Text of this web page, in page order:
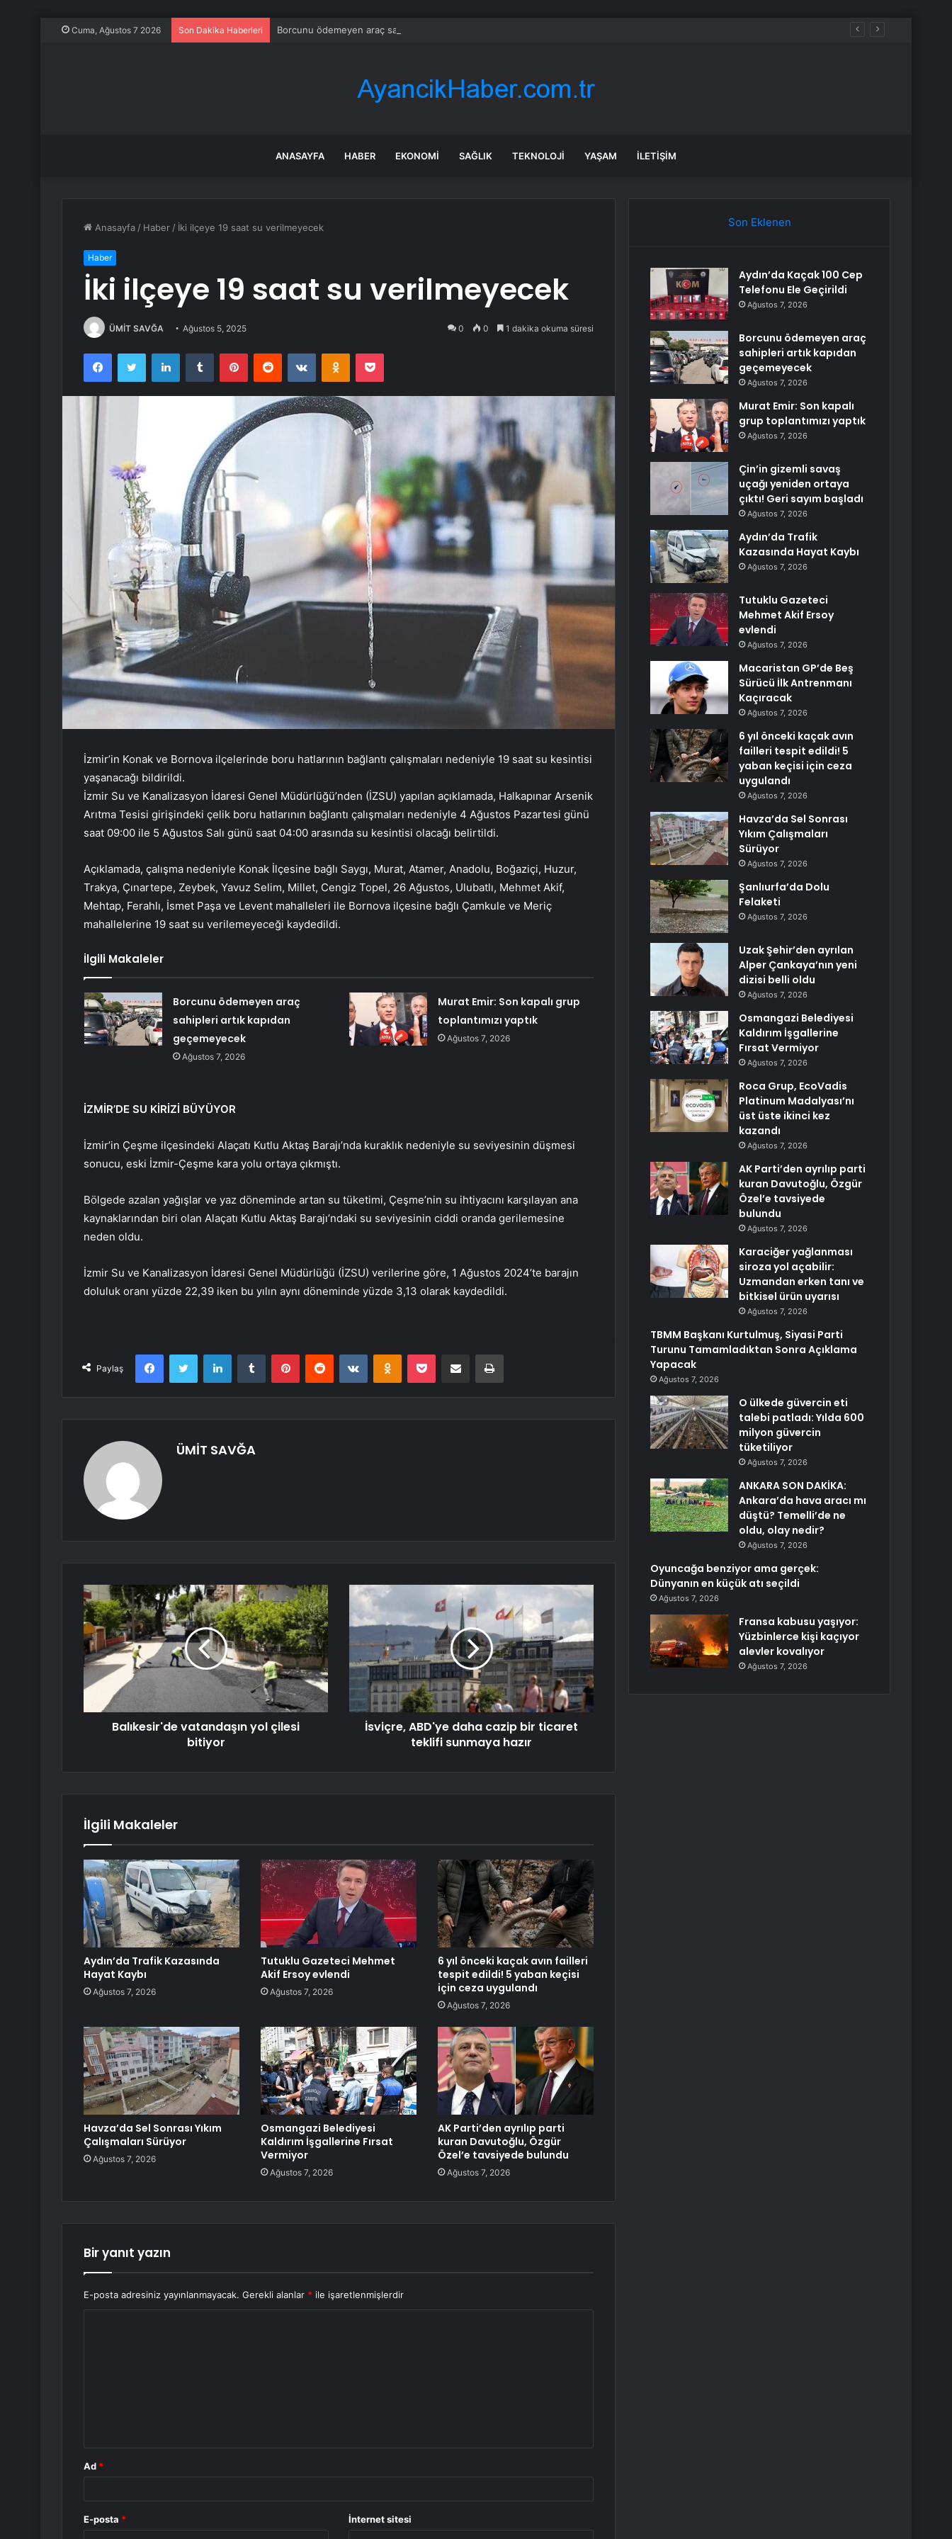
Cuma, Ağustos 7 2026 Son Dakika Haberleri Borcunu ödemeyen araç sahipleri artık kapıdan geçemeyecek
ANASAYFA HABER EKONOMI SAĞLIK TEKNOLOJI YAŞAM İLETIŞIM
Anasayfa / Haber / İki ilçeye 19 saat su verilmeyecek
Haber
İki ilçeye 19 saat su verilmeyecek
ÜMİT SAVĞA Ağustos 5, 2025 0 0 1 dakika okuma süresi
FacebookTwitter LinkedInTumblr PinterestReddit VKontakteOdnoklassniki
Pocket
İzmir’in Konak ve Bornova ilçelerinde boru hatlarının bağlantı çalışmaları nedeniyle 19 saat su kesintisi
yaşanacağı bildirildi.
İzmir Su ve Kanalizasyon İdaresi Genel Müdürlüğü’nden (İZSU) yapılan açıklamada, Halkapınar Arsenik
Arıtma Tesisi girişindeki çelik boru hatlarının bağlantı çalışmaları nedeniyle 4 Ağustos Pazartesi günü
saat 09:00 ile 5 Ağustos Salı günü saat 04:00 arasında su kesintisi olacağı belirtildi.
Açıklamada, çalışma nedeniyle Konak İlçesine bağlı Saygı, Murat, Atamer, Anadolu, Boğaziçi, Huzur,
Trakya, Çınartepe, Zeybek, Yavuz Selim, Millet, Cengiz Topel, 26 Ağustos, Ulubatlı, Mehmet Akif,
Mehtap, Ferahlı, İsmet Paşa ve Levent mahalleleri ile Bornova ilçesine bağlı Çamkule ve Meriç
mahallelerine 19 saat su verilemeyeceği kaydedildi.
İlgili Makaleler
Borcunu ödemeyen araç
sahipleri artık kapıdan
geçemeyecek
Ağustos 7, 2026
Murat Emir: Son kapalı grup
toplantımızı yaptık
Ağustos 7, 2026
İZMİR’DE SU KİRİZİ BÜYÜYOR
İzmir’in Çeşme ilçesindeki Alaçatı Kutlu Aktaş Barajı’nda kuraklık nedeniyle su seviyesinin düşmesi
sonucu, eski İzmir-Çeşme kara yolu ortaya çıkmıştı.
Bölgede azalan yağışlar ve yaz döneminde artan su tüketimi, Çeşme’nin su ihtiyacını karşılayan ana
kaynaklarından biri olan Alaçatı Kutlu Aktaş Barajı’ndaki su seviyesinin ciddi oranda gerilemesine
neden oldu.
İzmir Su ve Kanalizasyon İdaresi Genel Müdürlüğü (İZSU) verilerine göre, 1 Ağustos 2024’te barajın
doluluk oranı yüzde 22,39 iken bu yılın aynı döneminde yüzde 3,13 olarak kaydedildi.
Paylaş
FacebookTwitter LinkedInTumblr PinterestReddit VKontakteOdnoklassniki
Pocket E-Posta ile paylaş Yazdır
ÜMİT SAVĞA
Balıkesir'de vatandaşın yol çilesi
bitiyor
İsviçre, ABD'ye daha cazip bir ticaret
teklifi sunmaya hazır
İlgili Makaleler
Aydın’da Trafik Kazasında
Hayat Kaybı
Ağustos 7, 2026
Tutuklu Gazeteci Mehmet
Akif Ersoy evlendi
Ağustos 7, 2026
6 yıl önceki kaçak avın failleri
tespit edildi! 5 yaban keçisi
için ceza uygulandı
Ağustos 7, 2026
Havza’da Sel Sonrası Yıkım
Çalışmaları Sürüyor
Ağustos 7, 2026
Osmangazi Belediyesi
Kaldırım İşgallerine Fırsat
Vermiyor
Ağustos 7, 2026
AK Parti’den ayrılıp parti
kuran Davutoğlu, Özgür
Özel’e tavsiyede bulundu
Ağustos 7, 2026
Bir yanıt yazın
E-posta adresiniz yayınlanmayacak. Gerekli alanlar * ile işaretlenmişlerdir
Ad *
E-posta * İnternet sitesi
Son Eklenen
Aydın’da Kaçak 100 Cep
Telefonu Ele Geçirildi
Ağustos 7, 2026
Borcunu ödemeyen araç
sahipleri artık kapıdan
geçemeyecek
Ağustos 7, 2026
Murat Emir: Son kapalı
grup toplantımızı yaptık
Ağustos 7, 2026
Çin’in gizemli savaş
uçağı yeniden ortaya
çıktı! Geri sayım başladı
Ağustos 7, 2026
Aydın’da Trafik
Kazasında Hayat Kaybı
Ağustos 7, 2026
Tutuklu Gazeteci
Mehmet Akif Ersoy
evlendi
Ağustos 7, 2026
Macaristan GP’de Beş
Sürücü İlk Antrenmanı
Kaçıracak
Ağustos 7, 2026
6 yıl önceki kaçak avın
failleri tespit edildi! 5
yaban keçisi için ceza
uygulandı
Ağustos 7, 2026
Havza’da Sel Sonrası
Yıkım Çalışmaları
Sürüyor
Ağustos 7, 2026
Şanlıurfa’da Dolu
Felaketi
Ağustos 7, 2026
Uzak Şehir’den ayrılan
Alper Çankaya’nın yeni
dizisi belli oldu
Ağustos 7, 2026
Osmangazi Belediyesi
Kaldırım İşgallerine
Fırsat Vermiyor
Ağustos 7, 2026
Roca Grup, EcoVadis
Platinum Madalyası’nı
üst üste ikinci kez
kazandı
Ağustos 7, 2026
AK Parti’den ayrılıp parti
kuran Davutoğlu, Özgür
Özel’e tavsiyede
bulundu
Ağustos 7, 2026
Karaciğer yağlanması
siroza yol açabilir:
Uzmandan erken tanı ve
bitkisel ürün uyarısı
Ağustos 7, 2026
TBMM Başkanı Kurtulmuş, Siyasi Parti
Turunu Tamamladıktan Sonra Açıklama
Yapacak
Ağustos 7, 2026
O ülkede güvercin eti
talebi patladı: Yılda 600
milyon güvercin
tüketiliyor
Ağustos 7, 2026
ANKARA SON DAKİKA:
Ankara’da hava aracı mı
düştü? Temelli’de ne
oldu, olay nedir?
Ağustos 7, 2026
Oyuncağa benziyor ama gerçek:
Dünyanın en küçük atı seçildi
Ağustos 7, 2026
Fransa kabusu yaşıyor:
Yüzbinlerce kişi kaçıyor
alevler kovalıyor
Ağustos 7, 2026